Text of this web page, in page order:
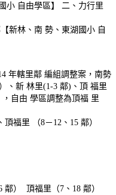
小 自由學區】 二、力行里
新林、南 勢、東湖國小 自
年轄里鄰 編組調整案，南勢
、新 林里(1-3 鄰)、頂 福里
，自由 學區調整為頂福 里
福里 （8－12、15 鄰）
）
頂福里（7、18 鄰）